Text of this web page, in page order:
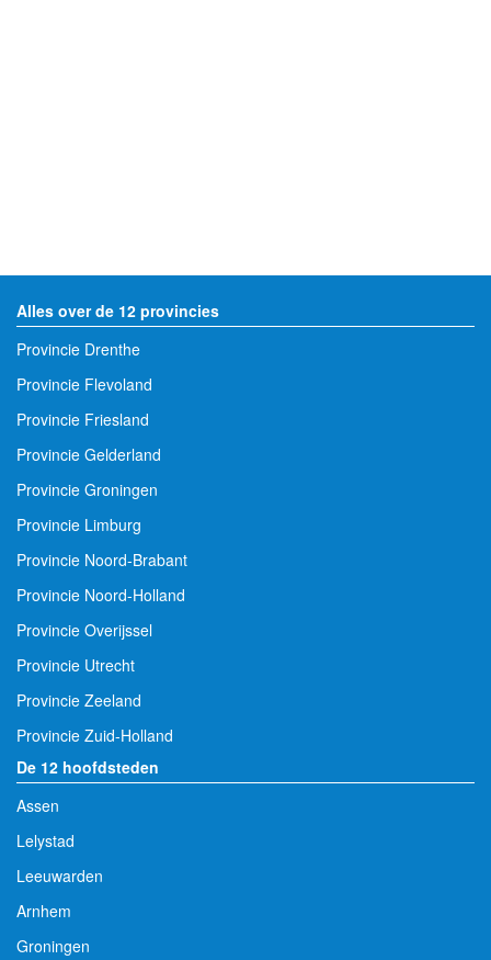
Alles over de 12 provincies
Provincie Drenthe
Provincie Flevoland
Provincie Friesland
Provincie Gelderland
Provincie Groningen
Provincie Limburg
Provincie Noord-Brabant
Provincie Noord-Holland
Provincie Overijssel
Provincie Utrecht
Provincie Zeeland
Provincie Zuid-Holland
De 12 hoofdsteden
Assen
Lelystad
Leeuwarden
Arnhem
Groningen